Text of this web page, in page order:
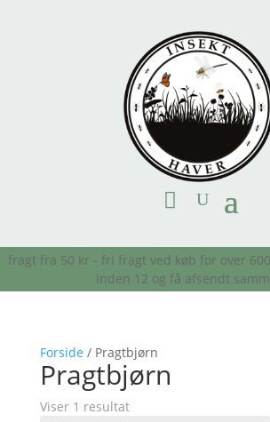
fragt fra 50 kr - fri fragt ved køb for over
inden 12 og få afsendt
Forside / Pragtbjørn
Pragtbjørn
Viser 1 resultat